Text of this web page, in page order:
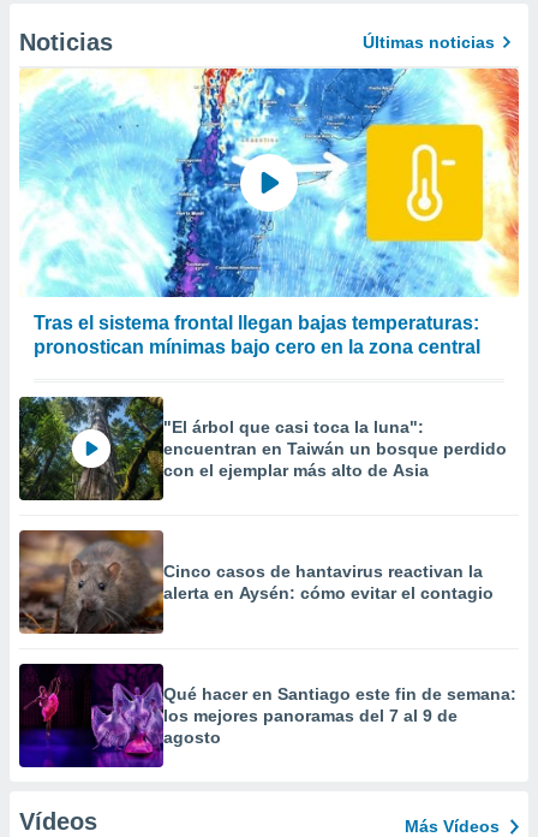
Noticias Últimas noticias
Tras el sistema frontal llegan bajas temperaturas:
pronostican mínimas bajo cero en la zona central
"El árbol que casi toca la luna":
encuentran en Taiwán un bosque perdido
con el ejemplar más alto de Asia
Cinco casos de hantavirus reactivan la
alerta en Aysén: cómo evitar el contagio
Qué hacer en Santiago este fin de semana:
los mejores panoramas del 7 al 9 de
agosto
Vídeos Más Vídeos